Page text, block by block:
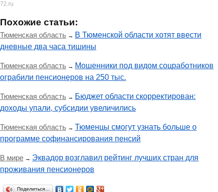
72.ru
Похожие статьи:
Тюменская область → В Тюменской области хотят ввести
дневные два часа тишины
Тюменская область → Мошенники под видом соцработников
ограбили пенсионеров на 250 тыс.
Тюменская область → Бюджет области скорректирован:
доходы упали, субсидии увеличились
Тюменская область → Тюменцы смогут узнать больше о
программе софинансирования пенсий
В мире → Эквадор возглавил рейтинг лучших стран для
проживания пенсионеров
Поделиться…